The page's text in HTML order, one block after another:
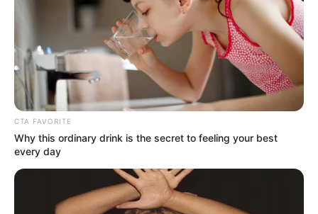
Mensagem*
BUSCAR
CTA FAVORITE
Why this ordinary drink is the secret to feeling your best
every day